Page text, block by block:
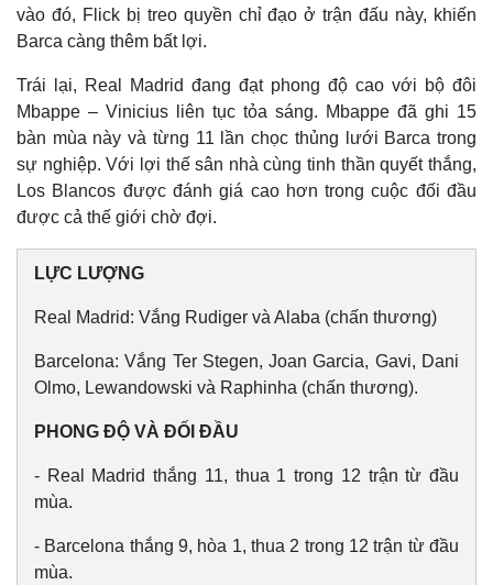
Bất động sản
Khởi nghiệp
Thị trường
Giá vàng
Tiêu dùng
vào đó, Flick bị treo quyền chỉ đạo ở trận đấu này, khiến
Barca càng thêm bất lợi.
Trái lại, Real Madrid đang đạt phong độ cao với bộ đôi
Mbappe – Vinicius liên tục tỏa sáng. Mbappe đã ghi 15
bàn mùa này và từng 11 lần chọc thủng lưới Barca trong
sự nghiệp. Với lợi thế sân nhà cùng tinh thần quyết thắng,
Los Blancos được đánh giá cao hơn trong cuộc đối đầu
được cả thế giới chờ đợi.
LỰC LƯỢNG
Real Madrid: Vắng Rudiger và Alaba (chấn thương)
Barcelona: Vắng Ter Stegen, Joan Garcia, Gavi, Dani
Olmo, Lewandowski và Raphinha (chấn thương).
PHONG ĐỘ VÀ ĐỐI ĐẦU
- Real Madrid thắng 11, thua 1 trong 12 trận từ đầu
mùa.
- Barcelona thắng 9, hòa 1, thua 2 trong 12 trận từ đầu
mùa.